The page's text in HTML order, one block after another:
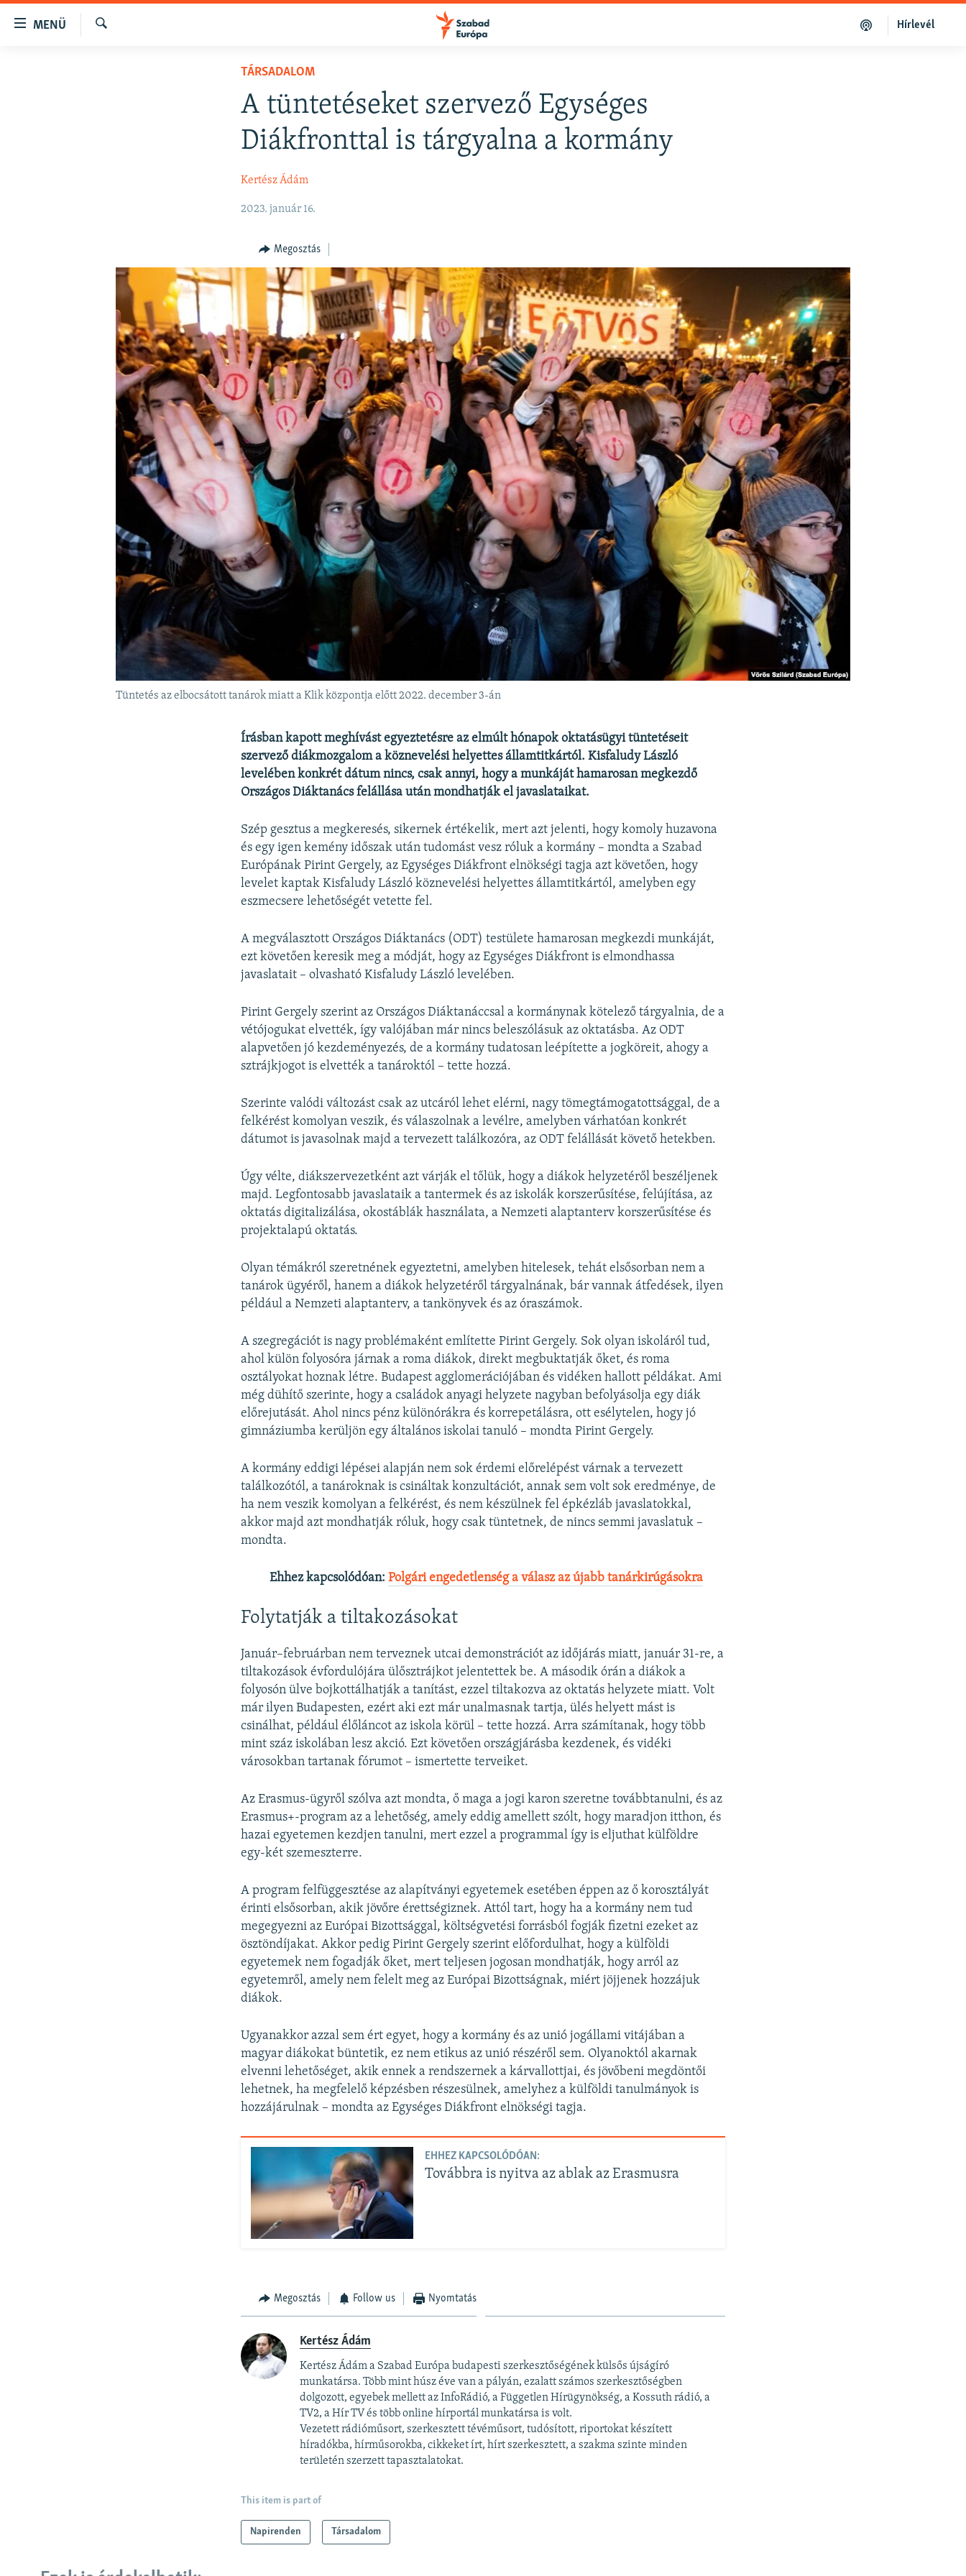
Akadálymentes
MENÜ
A PÉNZ NYOMÁBAN
A MÚLT TANULSÁGAI
Hírlevél
TÁRSADALOM
A tüntetéseket szervező Egységes
Diákfronttal is tárgyalna a kormány
Kertész Ádám
2023. január 16.
Megosztás
Tüntetés az elbocsátott tanárok miatt a Klik központja előtt 2022. december 3-án
Írásban kapott meghívást egyeztetésre az elmúlt hónapok oktatásügyi tüntetéseit
szervező diákmozgalom a köznevelési helyettes államtitkártól. Kisfaludy László
levelében konkrét dátum nincs, csak annyi, hogy a munkáját hamarosan megkezdő
Országos Diáktanács felállása után mondhatják el javaslataikat.
Szép gesztus a megkeresés, sikernek értékelik, mert azt jelenti, hogy komoly huzavona
és egy igen kemény időszak után tudomást vesz róluk a kormány – mondta a Szabad
Európának Pirint Gergely, az Egységes Diákfront elnökségi tagja azt követően, hogy
levelet kaptak Kisfaludy László köznevelési helyettes államtitkártól, amelyben egy
eszmecsere lehetőségét vetette fel.
A megválasztott Országos Diáktanács (ODT) testülete hamarosan megkezdi munkáját,
ezt követően keresik meg a módját, hogy az Egységes Diákfront is elmondhassa
javaslatait – olvasható Kisfaludy László levelében.
Pirint Gergely szerint az Országos Diáktanáccsal a kormánynak kötelező tárgyalnia, de a
vétójogukat elvették, így valójában már nincs beleszólásuk az oktatásba. Az ODT
alapvetően jó kezdeményezés, de a kormány tudatosan leépítette a jogköreit, ahogy a
sztrájkjogot is elvették a tanároktól – tette hozzá.
Szerinte valódi változást csak az utcáról lehet elérni, nagy tömegtámogatottsággal, de a
felkérést komolyan veszik, és válaszolnak a levélre, amelyben várhatóan konkrét
dátumot is javasolnak majd a tervezett találkozóra, az ODT felállását követő hetekben.
Úgy vélte, diákszervezetként azt várják el tőlük, hogy a diákok helyzetéről beszéljenek
majd. Legfontosabb javaslataik a tantermek és az iskolák korszerűsítése, felújítása, az
oktatás digitalizálása, okostáblák használata, a Nemzeti alaptanterv korszerűsítése és
projektalapú oktatás.
Olyan témákról szeretnének egyeztetni, amelyben hitelesek, tehát elsősorban nem a
tanárok ügyéről, hanem a diákok helyzetéről tárgyalnának, bár vannak átfedések, ilyen
például a Nemzeti alaptanterv, a tankönyvek és az óraszámok.
A szegregációt is nagy problémaként említette Pirint Gergely. Sok olyan iskoláról tud,
ahol külön folyosóra járnak a roma diákok, direkt megbuktatják őket, és roma
osztályokat hoznak létre. Budapest agglomerációjában és vidéken hallott példákat. Ami
még dühítő szerinte, hogy a családok anyagi helyzete nagyban befolyásolja egy diák
előrejutását. Ahol nincs pénz különórákra és korrepetálásra, ott esélytelen, hogy jó
gimnáziumba kerüljön egy általános iskolai tanuló – mondta Pirint Gergely.
A kormány eddigi lépései alapján nem sok érdemi előrelépést várnak a tervezett
találkozótól, a tanároknak is csináltak konzultációt, annak sem volt sok eredménye, de
ha nem veszik komolyan a felkérést, és nem készülnek fel épkézláb javaslatokkal,
akkor majd azt mondhatják róluk, hogy csak tüntetnek, de nincs semmi javaslatuk –
mondta.
Ehhez kapcsolódóan: Polgári engedetlenség a válasz az újabb tanárkirúgásokra
Folytatják a tiltakozásokat
Január–februárban nem terveznek utcai demonstrációt az időjárás miatt, január 31-re, a
tiltakozások évfordulójára ülősztrájkot jelentettek be. A második órán a diákok a
folyosón ülve bojkottálhatják a tanítást, ezzel tiltakozva az oktatás helyzete miatt. Volt
már ilyen Budapesten, ezért aki ezt már unalmasnak tartja, ülés helyett mást is
csinálhat, például élőláncot az iskola körül – tette hozzá. Arra számítanak, hogy több
mint száz iskolában lesz akció. Ezt követően országjárásba kezdenek, és vidéki
városokban tartanak fórumot – ismertette terveiket.
Az Erasmus-ügyről szólva azt mondta, ő maga a jogi karon szeretne továbbtanulni, és az
Erasmus+-program az a lehetőség, amely eddig amellett szólt, hogy maradjon itthon, és
hazai egyetemen kezdjen tanulni, mert ezzel a programmal így is eljuthat külföldre
egy-két szemeszterre.
A program felfüggesztése az alapítványi egyetemek esetében éppen az ő korosztályát
érinti elsősorban, akik jövőre érettségiznek. Attól tart, hogy ha a kormány nem tud
megegyezni az Európai Bizottsággal, költségvetési forrásból fogják fizetni ezeket az
ösztöndíjakat. Akkor pedig Pirint Gergely szerint előfordulhat, hogy a külföldi
egyetemek nem fogadják őket, mert teljesen jogosan mondhatják, hogy arról az
egyetemről, amely nem felelt meg az Európai Bizottságnak, miért jöjjenek hozzájuk
diákok.
Ugyanakkor azzal sem ért egyet, hogy a kormány és az unió jogállami vitájában a
magyar diákokat büntetik, ez nem etikus az unió részéről sem. Olyanoktól akarnak
elvenni lehetőséget, akik ennek a rendszernek a kárvallottjai, és jövőbeni megdöntői
lehetnek, ha megfelelő képzésben részesülnek, amelyhez a külföldi tanulmányok is
hozzájárulnak – mondta az Egységes Diákfront elnökségi tagja.
EHHEZ KAPCSOLÓDÓAN:
Továbbra is nyitva az ablak az Erasmusra
Megosztás Follow us Nyomtatás
Kertész Ádám
Kertész Ádám a Szabad Európa budapesti szerkesztőségének külsős újságíró
munkatársa. Több mint húsz éve van a pályán, ezalatt számos szerkesztőségben
dolgozott, egyebek mellett az InfoRádió, a Független Hírügynökség, a Kossuth rádió, a
TV2, a Hír TV és több online hírportál munkatársa is volt.
Vezetett rádióműsort, szerkesztett tévéműsort, tudósított, riportokat készített
híradókba, hírműsorokba, cikkeket írt, hírt szerkesztett, a szakma szinte minden
területén szerzett tapasztalatokat.
This item is part of
Napirenden Társadalom
FELIRATKOZÁS